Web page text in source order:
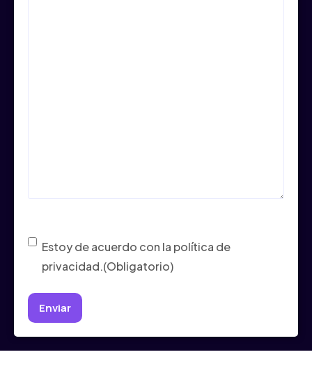
Consentimiento (Obligatorio)
Estoy de acuerdo con la política de
privacidad.(Obligatorio)